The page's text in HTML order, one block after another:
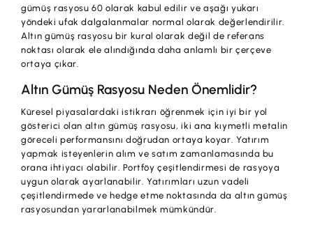
gümüş rasyosu 60 olarak kabul edilir ve aşağı yukarı
yöndeki ufak dalgalanmalar normal olarak değerlendirilir.
Altın gümüş rasyosu bir kural olarak değil de referans
noktası olarak ele alındığında daha anlamlı bir çerçeve
ortaya çıkar.
Altın Gümüş Rasyosu Neden Önemlidir?
Küresel piyasalardaki istikrarı öğrenmek için iyi bir yol
gösterici olan altın gümüş rasyosu, iki ana kıymetli metalin
göreceli performansını doğrudan ortaya koyar. Yatırım
yapmak isteyenlerin alım ve satım zamanlamasında bu
orana ihtiyacı olabilir. Portföy çeşitlendirmesi de rasyoya
uygun olarak ayarlanabilir. Yatırımları uzun vadeli
çeşitlendirmede ve hedge etme noktasında da altın gümüş
rasyosundan yararlanabilmek mümkündür.